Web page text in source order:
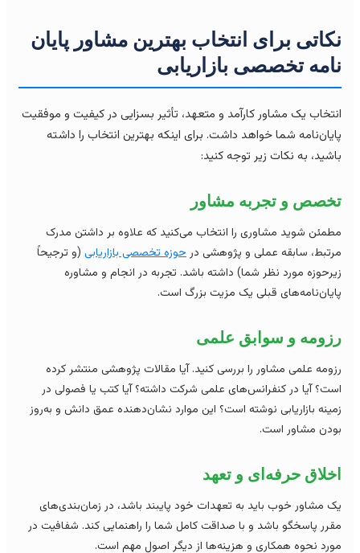
برای انتخاب بهترین مشاور پایان
تخصصی بازاریابی
یک مشاور کارآمد و متعهد، تأثیر بسزایی در کیفیت و موفقیت
شما خواهد داشت. برای اینکه بهترین انتخاب را داشته
به نکات زیر توجه کنید:
و تجربه مشاور
شوید مشاوری را انتخاب می‌کنید که علاوه بر داشتن مدرک
سابقه عملی و پژوهشی درحوزه تخصصی بازاریابی(و ترجیحاً
مورد نظر شما) داشته باشد. تجربه در انجام و مشاوره
قبلی یک مزیت بزرگ است.
و سوابق علمی
علمی مشاور را بررسی کنید. آیا مقالات پژوهشی منتشر کرده
آیا در کنفرانس‌های علمی شرکت داشته؟ آیا کتب یا فصولی در
بازاریابی نوشته است؟ این موارد نشان‌دهنده عمق دانش و به‌روز
مشاور است.
حرفه‌ای و تعهد
مشاور خوب باید به تعهدات خود پایبند باشد، در زمان‌بندی‌های
پاسخگو باشد و با صداقت کامل شما را راهنمایی کند. شفافیت در
نحوه همکاری و هزینه‌ها از دیگر اصول مهم است.